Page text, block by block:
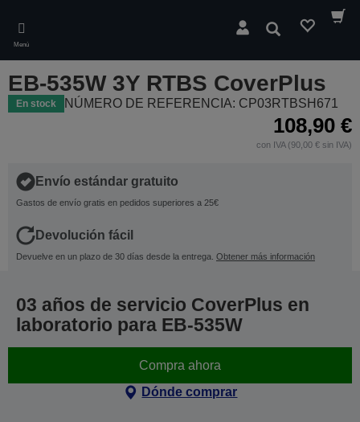
main
content
Menú
Buscar
EB-535W 3Y RTBS CoverPlus
En stock NÚMERO DE REFERENCIA: CP03RTBSH671
108,90 €
con IVA (90,00 € sin IVA)
Envío estándar gratuito
Gastos de envío gratis en pedidos superiores a 25€
Devolución fácil
Devuelve en un plazo de 30 días desde la entrega. Obtener más información
03 años de servicio CoverPlus en
laboratorio para EB-535W
Compra ahora
Dónde comprar